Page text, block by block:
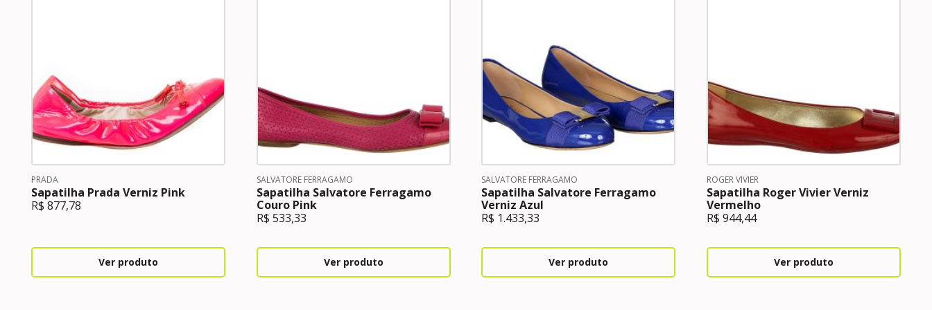
PRADA
Sapatilha Prada Verniz Pink
R$ 877,78
Ver produto
SALVATORE FERRAGAMO
Sapatilha Salvatore Ferragamo
Couro Pink
R$ 533,33
Ver produto
SALVATORE FERRAGAMO
Sapatilha Salvatore Ferragamo
Verniz Azul
R$ 1.433,33
Ver produto
ROGER VIVIER
Sapatilha Roger Vivier Verniz
Vermelho
R$ 944,44
Ver produto